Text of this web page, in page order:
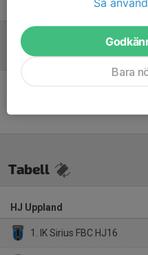
Mikael LarssonCoach
Referat
Tabell
HJ Uppland
1. IK Sirius FBC HJ16
Bara